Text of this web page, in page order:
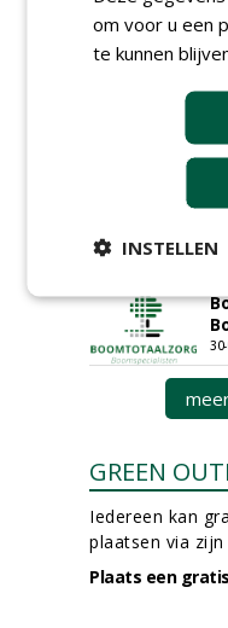
GREEN
Iedereen kan
plaatsen via
Plaats een
om voor u een
te kunnen
INSTELLEN